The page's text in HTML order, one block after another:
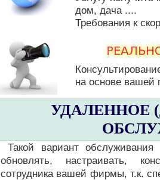
дом, дача ....
Требования к
на основе вашей
УДАЛЕННОЕ
Такой вариант
обновлять, настраивать,
сотрудника вашей фирмы, т.к.